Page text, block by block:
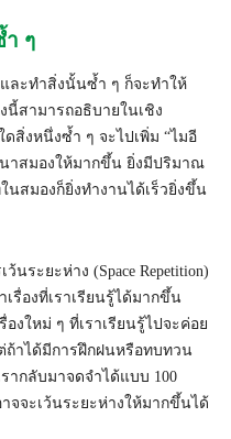
ำ ๆ
และทำสิ่งนั้นซ้ำ ๆ ก็จะทำให้
นี้สามารถอธิบายในเชิง
สิ่งหนึ่งซ้ำ ๆ จะไปเพิ่ม “ไมอี
าสมองให้มากขึ้น ยิ่งมีปริมาณ
นสมองก็ยิ่งทำงานได้เร็วยิ่งขึ้น
ระยะห่าง (Space Repetition)
รื่องที่เราเรียนรู้ได้มากขึ้น
งใหม่ ๆ ที่เราเรียนรู้ไปจะค่อย
ถ้าได้มีการฝึกฝนหรือทบทวน
ากลับมาจดจำได้แบบ 100
จจะเว้นระยะห่างให้มากขึ้นได้